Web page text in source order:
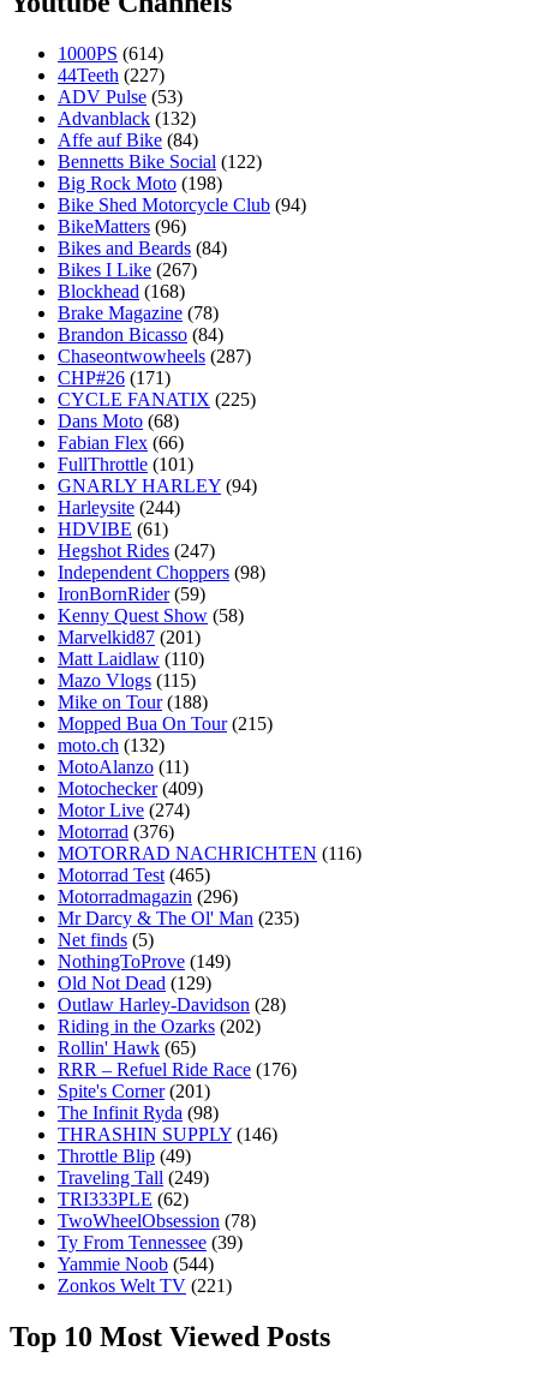
1000PS (614)
44Teeth (227)
ADV Pulse (53)
Advanblack (132)
Affe auf Bike (84)
Bennetts Bike Social (122)
Big Rock Moto (198)
Bike Shed Motorcycle Club (94)
BikeMatters (96)
Bikes and Beards (84)
Bikes I Like (267)
Blockhead (168)
Brake Magazine (78)
Brandon Bicasso (84)
Chaseontwowheels (287)
CHP#26 (171)
CYCLE FANATIX (225)
Dans Moto (68)
Fabian Flex (66)
FullThrottle (101)
GNARLY HARLEY (94)
Harleysite (244)
HDVIBE (61)
Hegshot Rides (247)
Independent Choppers (98)
IronBornRider (59)
Kenny Quest Show (58)
Marvelkid87 (201)
Matt Laidlaw (110)
Mazo Vlogs (115)
Mike on Tour (188)
Mopped Bua On Tour (215)
moto.ch (132)
MotoAlanzo (11)
Motochecker (409)
Motor Live (274)
Motorrad (376)
MOTORRAD NACHRICHTEN (116)
Motorrad Test (465)
Motorradmagazin (296)
Mr Darcy & The Ol' Man (235)
Net finds (5)
NothingToProve (149)
Old Not Dead (129)
Outlaw Harley-Davidson (28)
Riding in the Ozarks (202)
Rollin' Hawk (65)
RRR – Refuel Ride Race (176)
Spite's Corner (201)
The Infinit Ryda (98)
THRASHIN SUPPLY (146)
Throttle Blip (49)
Traveling Tall (249)
TRI333PLE (62)
TwoWheelObsession (78)
Ty From Tennessee (39)
Yammie Noob (544)
Zonkos Welt TV (221)
Top 10 Most Viewed Posts